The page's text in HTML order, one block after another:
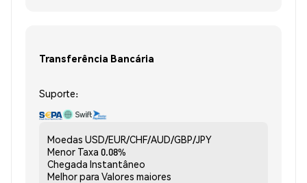
Transferência Bancária
Suporte:
Moedas USD/EUR/CHF/AUD/GBP/JPY
Menor Taxa 0.08%
Chegada Instantâneo
Melhor para Valores maiores